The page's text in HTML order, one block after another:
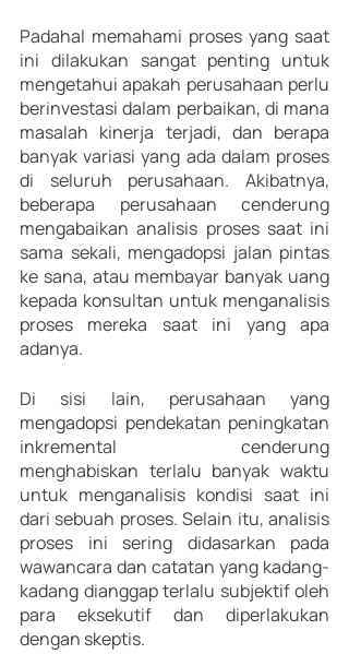
Padahal memahami proses yang saat
ini dilakukan sangat penting untuk
mengetahui apakah perusahaan perlu
berinvestasi dalam perbaikan, di mana
masalah kinerja terjadi, dan berapa
banyak variasi yang ada dalam proses
di seluruh perusahaan. Akibatnya,
beberapa perusahaan cenderung
mengabaikan analisis proses saat ini
sama sekali, mengadopsi jalan pintas
ke sana, atau membayar banyak uang
kepada konsultan untuk menganalisis
proses mereka saat ini yang apa
adanya.
Di sisi lain, perusahaan yang
mengadopsi pendekatan peningkatan
inkremental cenderung
menghabiskan terlalu banyak waktu
untuk menganalisis kondisi saat ini
dari sebuah proses. Selain itu, analisis
proses ini sering didasarkan pada
wawancara dan catatan yang kadang-
kadang dianggap terlalu subjektif oleh
para eksekutif dan diperlakukan
dengan skeptis.